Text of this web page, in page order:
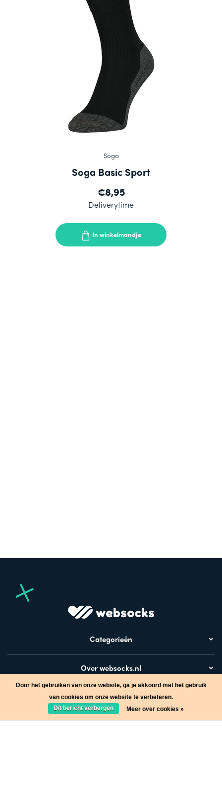
Soga
Soga Basic Sport
€8,95
Deliverytime
In winkelmandje
Categorieën
Over websocks.nl
Bezoek ook
Door het gebruiken van onze website, ga je akkoord met het gebruik
van cookies om onze website te verbeteren.
Dit bericht verbergen
Meer over cookies »